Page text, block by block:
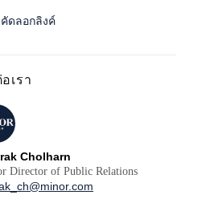
คัดลอกลิงค์
เรา
Cholharn
Director of Public Relations